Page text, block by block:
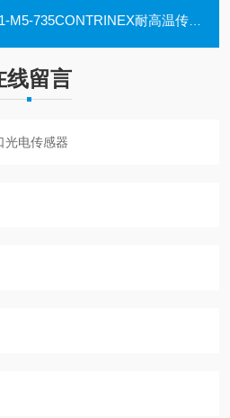
耐高温传感器DW-AD-601-M5-735
线留言